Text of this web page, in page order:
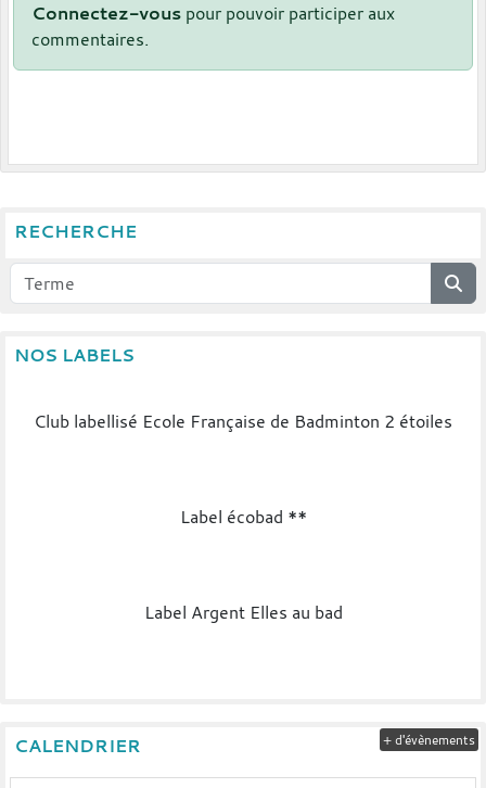
Connectez-vous pour pouvoir participer aux
commentaires.
RECHERCHE
NOS LABELS
Club labellisé Ecole Française de Badminton 2 étoiles
Label écobad **
Label Argent Elles au bad
CALENDRIER + d'évènements